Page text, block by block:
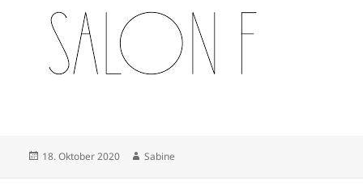
Veröffentlicht
18. Oktober 2020 Autor
Sabine